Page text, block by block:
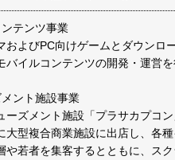
テンツ事業
およびPC向けゲームとダウンロ
バイルコンテンツの開発・運営を
ント施設事業
ーズメント施設「プラサカプコ
大型複合商業施設に出店し、各
や若者を集客するとともに、ス